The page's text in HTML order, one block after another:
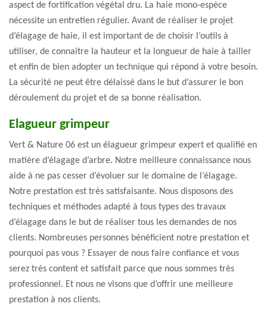
aspect de fortification végétal dru. La haie mono-espèce
nécessite un entretien régulier. Avant de réaliser le projet
d’élagage de haie, il est important de de choisir l’outils à
utiliser, de connaitre la hauteur et la longueur de haie à tailler
et enfin de bien adopter un technique qui répond à votre besoin.
La sécurité ne peut être délaissé dans le but d’assurer le bon
déroulement du projet et de sa bonne réalisation.
Elagueur grimpeur
Vert & Nature 06 est un élagueur grimpeur expert et qualifié en
matière d’élagage d’arbre. Notre meilleure connaissance nous
aide à ne pas cesser d’évoluer sur le domaine de l’élagage.
Notre prestation est très satisfaisante. Nous disposons des
techniques et méthodes adapté à tous types des travaux
d’élagage dans le but de réaliser tous les demandes de nos
clients. Nombreuses personnes bénéficient notre prestation et
pourquoi pas vous ? Essayer de nous faire confiance et vous
serez très content et satisfait parce que nous sommes très
professionnel. Et nous ne visons que d’offrir une meilleure
prestation à nos clients.